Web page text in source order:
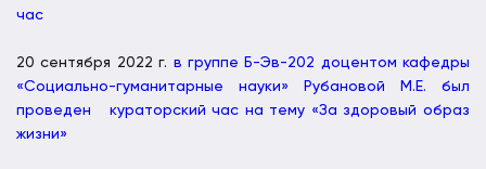
час
20 сентября 2022 г. в группе Б-Эв-202 доцентом кафедры
«Социально-гуманитарные науки» Рубановой М.Е. был
проведен кураторский час на тему «За здоровый образ
жизни»